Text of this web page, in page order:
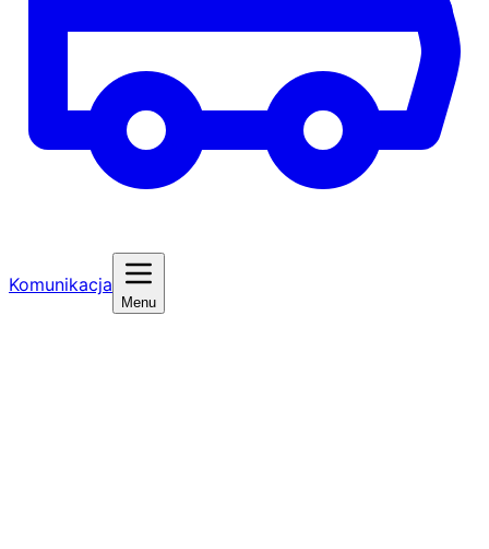
Komunikacja
Menu